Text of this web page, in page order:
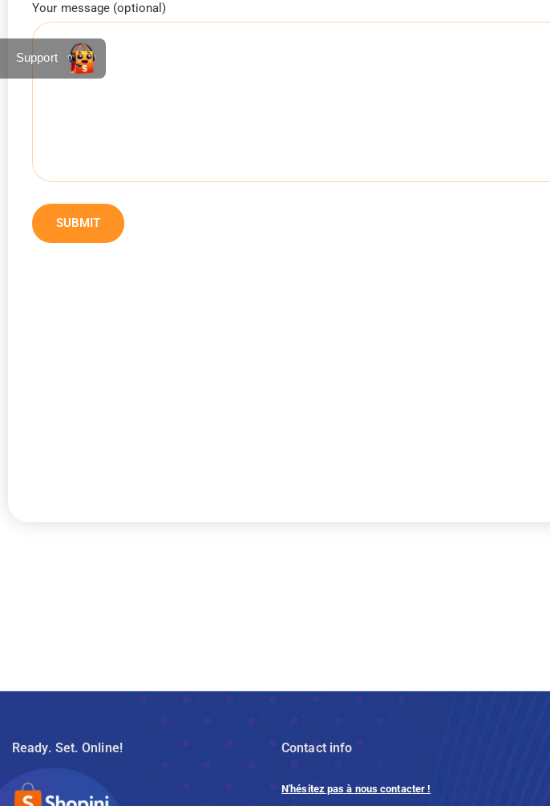
Your message (optional)
Ready. Set. Online! Contact info
N'hésitez pas à nous contacter !
Support